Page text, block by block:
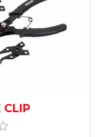
CLIP